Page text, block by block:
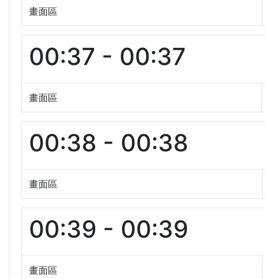
畫面區
00:37 - 00:37
畫面區
00:38 - 00:38
畫面區
00:39 - 00:39
畫面區